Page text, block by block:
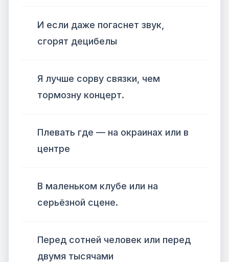
И если даже погаснет звук,
сгорят децибелы
Я лучше сорву связки, чем
тормозну концерт.
Плевать где — на окраинах или в
центре
В маленьком клубе или на
серьёзной сцене.
Перед сотней человек или перед
двумя тысячами